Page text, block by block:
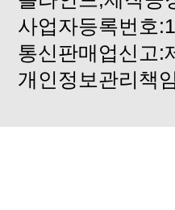
사업자등록번호
통신판매업신고:
개인정보관리책